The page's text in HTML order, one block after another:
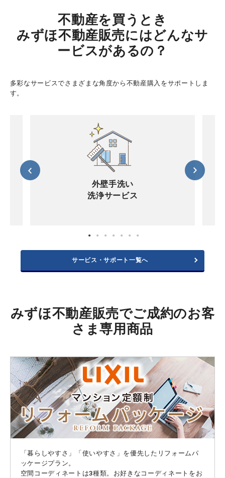
不動産を買うとき
みずほ不動産販売にはどんなサ
ービスがあるの？
多彩なサービスでさまざまな角度から不動産購入をサポートしま
す。
外壁手洗い
洗浄サービス
サービス・サポート一覧へ
みずほ不動産販売でご成約のお客
さま専用商品
「暮らしやすさ」「使いやすさ」を優先したリフォームパ
ッケージプラン。
空間コーディネートは3種類。お好きなコーディネートをお